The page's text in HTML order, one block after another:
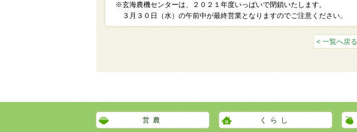
※玄海農機センターは、２０２１年度いっぱいで閉鎖いたします。
３月３０日（水）の午前中が最終営業となりますのでご注意ください。
< 一覧へ戻る
営農 くらし